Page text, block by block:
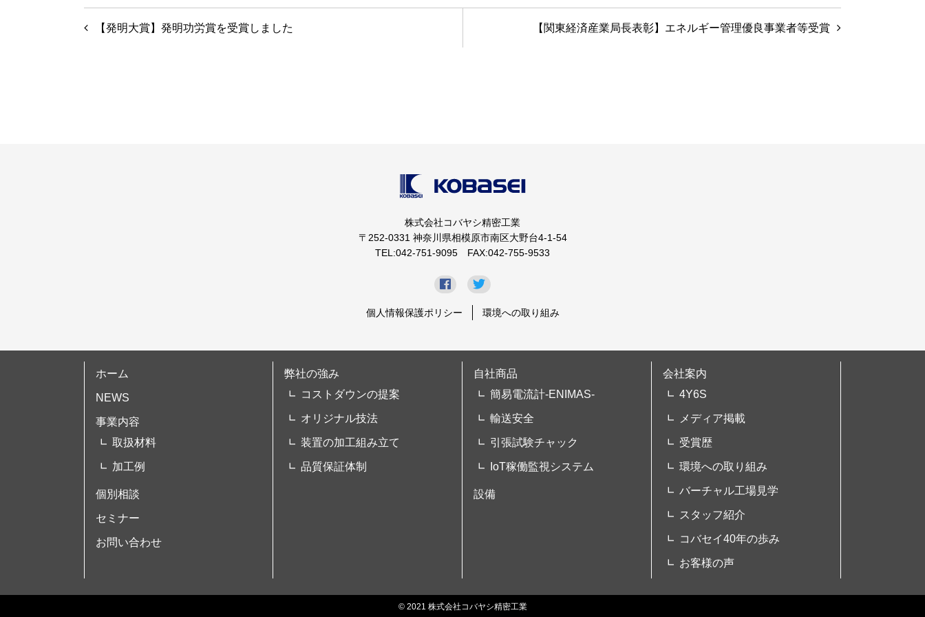
【関東経済産業局長表彰】エネルギー管理優良事業者等受賞
【発明大賞】発明功労賞を受賞しました
株式会社コバヤシ精密工業
〒252-0331 神奈川県相模原市南区大野台4-1-54
TEL:042-751-9095 FAX:042-755-9533
個人情報保護ポリシー 環境への取り組み
ホーム
NEWS
事業内容
取扱材料
加工例
個別相談
セミナー
お問い合わせ
弊社の強み
コストダウンの提案
オリジナル技法
装置の加工組み立て
品質保証体制
自社商品
簡易電流計-ENIMAS-
輸送安全
引張試験チャック
IoT稼働監視システム
設備
会社案内
4Y6S
メディア掲載
受賞歴
環境への取り組み
バーチャル工場見学
スタッフ紹介
コバセイ40年の歩み
お客様の声
© 2021 株式会社コバヤシ精密工業